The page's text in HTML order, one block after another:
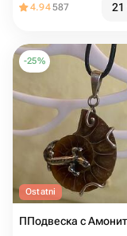
4.94587 21
-25%
Ostatni
ППодвеска с